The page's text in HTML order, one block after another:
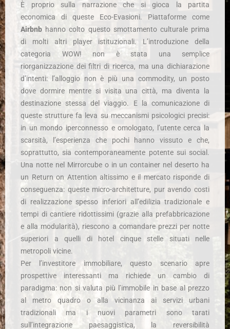
È proprio sulla narrazione che si gioca la partita
economica di queste Eco-Evasioni. Piattaforme come
Airbnb hanno colto questo smottamento culturale prima
di molti altri player istituzionali. L’introduzione della
categoria WOW! non è stata una semplice
riorganizzazione dei filtri di ricerca, ma una dichiarazione
d’intenti: l’alloggio non è più una commodity, un posto
dove dormire mentre si visita una città, ma diventa la
destinazione stessa del viaggio. E la comunicazione di
queste strutture fa leva su meccanismi psicologici precisi:
in un mondo iperconnesso e omologato, l’utente cerca la
scarsità, l’esperienza che pochi hanno vissuto e che,
soprattutto, sia contemporaneamente potente sui social.
Una notte nel Mirrorcube o in un container nel deserto ha
un Return on Attention altissimo e il mercato risponde di
conseguenza: queste micro-architetture, pur avendo costi
di realizzazione spesso inferiori all’edilizia tradizionale e
tempi di cantiere ridottissimi (grazie alla prefabbricazione
e alla modularità), riescono a comandare prezzi per notte
superiori a quelli di hotel cinque stelle situati nelle
metropoli vicine.
Per l’investitore immobiliare, questo scenario apre
prospettive interessanti ma richiede un cambio di
paradigma: non si valuta più l’immobile in base al prezzo
al metro quadro o alla vicinanza ai servizi urbani
tradizionali ma i nuovi parametri sono tarati
sull’integrazione paesaggistica, la reversibilità